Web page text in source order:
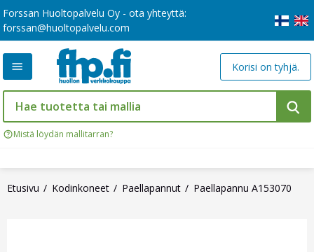
Forssan Huoltopalvelu Oy - ota yhteyttä:
forssan@huoltopalvelu.com
Mistä löydän mallitarran?
Korisi on tyhjä.
Etusivu Kodinkoneet Paellapannut Paellapannu A153070